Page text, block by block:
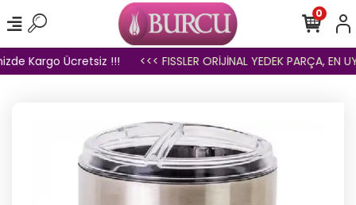
Kargo Ücretsiz !!! <<< FISSLER ORİJİNAL YEDEK PARÇA, EN
0